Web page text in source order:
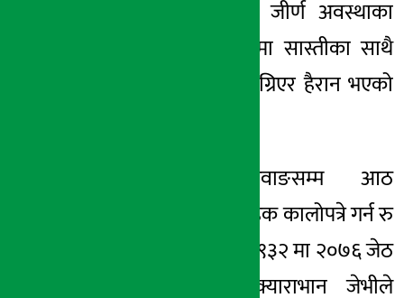
भन्नुभयो, “सडकको जीर्ण अवस्थाका
कारण आवतजावतमा सास्तीका साथै
गाडीका पाटपूर्जा बिग्रिएर हैरान भएको
लाम्पाटादेखि दरवाङसम्म आठ
किलोमिटर खण्ड सडक कालोपत्रे गर्न रु
२२ करोड ५७ लाख ९३२ मा २०७६ जेठ
३१ गते बिरुवा–क्याराभान जेभीले